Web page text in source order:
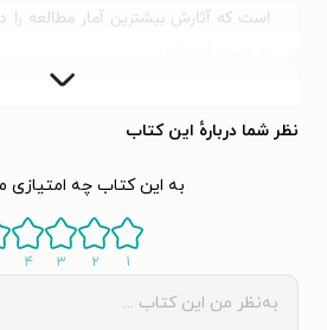
است که آثارش بیشترین آمار مطالعه را
تربیت بدنی بودند و
فیزیوتراپیست و ماساژور
کودکان شد. پدرش
نیز بود و مادرش نیز یک
نظر شما دربارهٔ این کتاب
به این کتاب چه امتیازی
۱ ۲ ۳ ۴